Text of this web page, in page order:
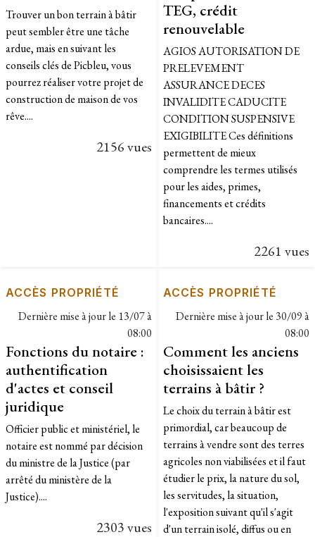
Trouver un bon terrain à bâtir
peut sembler être une tâche
ardue, mais en suivant les
conseils clés de Picbleu, vous
pourrez réaliser votre projet de
construction de maison de vos
rêve....
2156 vues
TEG, crédit
renouvelable
AGIOS AUTORISATION DE
PRELEVEMENT
ASSURANCE DECES
INVALIDITE CADUCITE
CONDITION SUSPENSIVE
EXIGIBILITE Ces définitions
permettent de mieux
comprendre les termes utilisés
pour les aides, primes,
financements et crédits
bancaires....
2261 vues
ACCÈS PROPRIÉTÉ
Dernière mise à jour le 13/07 à
08:00
Fonctions du notaire :
authentification
d'actes et conseil
juridique
Officier public et ministériel, le
notaire est nommé par décision
du ministre de la Justice (par
arrêté du ministère de la
Justice)....
2303 vues
ACCÈS PROPRIÉTÉ
Dernière mise à jour le 30/09 à
08:00
Comment les anciens
choisissaient les
terrains à bâtir ?
Le choix du terrain à bâtir est
primordial, car beaucoup de
terrains à vendre sont des terres
agricoles non viabilisées et il faut
étudier le prix, la nature du sol,
les servitudes, la situation,
l'exposition suivant qu'il s'agit
d'un terrain isolé, diffus ou en